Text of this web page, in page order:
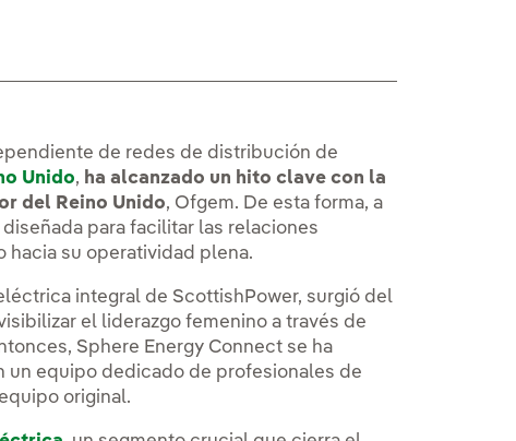
de redes de distribución de
Unido, ha alcanzado un hito clave con la
del Reino Unido, Ofgem. De esta forma, a
para facilitar las relaciones
hacia su operatividad plena.
integral de ScottishPower, surgió del
el liderazgo femenino a través de
Sphere Energy Connect se ha
un equipo dedicado de profesionales de
original.